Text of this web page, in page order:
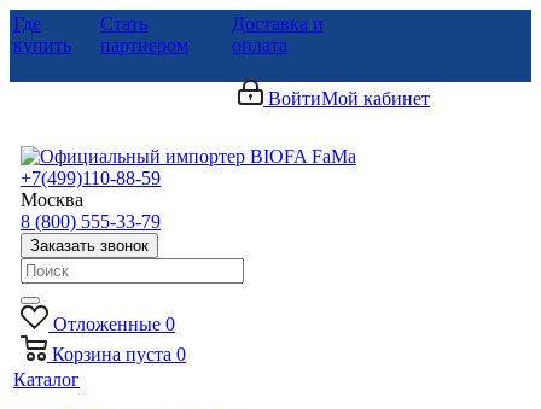
Где
купить
Стать
партнером
Доставка и
оплата
ВойтиМой кабинет
+7(499)110-88-59
Москва
8 (800) 555-33-79
Заказать звонок
Отложенные 0
Корзина пуста 0
Каталог